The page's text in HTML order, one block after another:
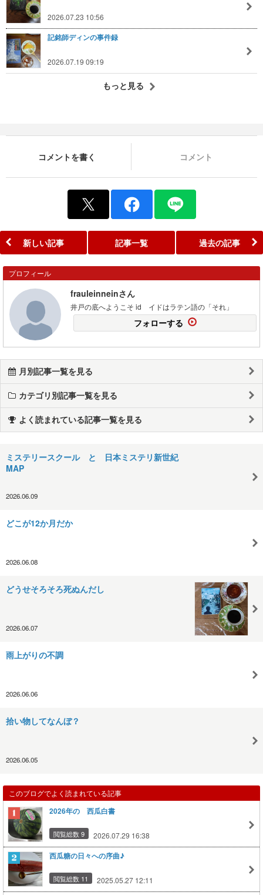
2026.07.23 10:56
記銘師ディンの事件録
2026.07.19 09:19
もっと見る
コメントを書く コメント
新しい記事 記事一覧 過去の記事
プロフィール
frauleinneinさん
井戸の底へようこそ id イドはラテン語の「それ」
フォローする
月別記事一覧を見る
カテゴリ別記事一覧を見る
よく読まれている記事一覧を見る
ミステリースクール と 日本ミステリ新世紀
MAP
2026.06.09
どこが12か月だか
2026.06.08
どうせそろそろ死ぬんだし
2026.06.07
雨上がりの不調
2026.06.06
拾い物してなんぼ？
2026.06.05
このブログでよく読まれている記事
2026年の 西瓜白書
閲覧総数 9 2026.07.29 16:38
西瓜糖の日々への序曲♪
閲覧総数 11 2025.05.27 12:11